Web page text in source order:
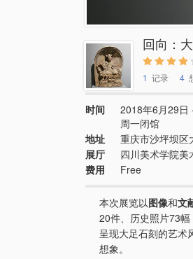
回向：
1 记录 4
时间
2018年6月29日
周一闭馆
地址
重庆市沙坪坝区
展厅
四川美术学院美
费用
Free
本次展览以图像和文
20件、历史照片73
呈现大足石刻的艺术
想象。